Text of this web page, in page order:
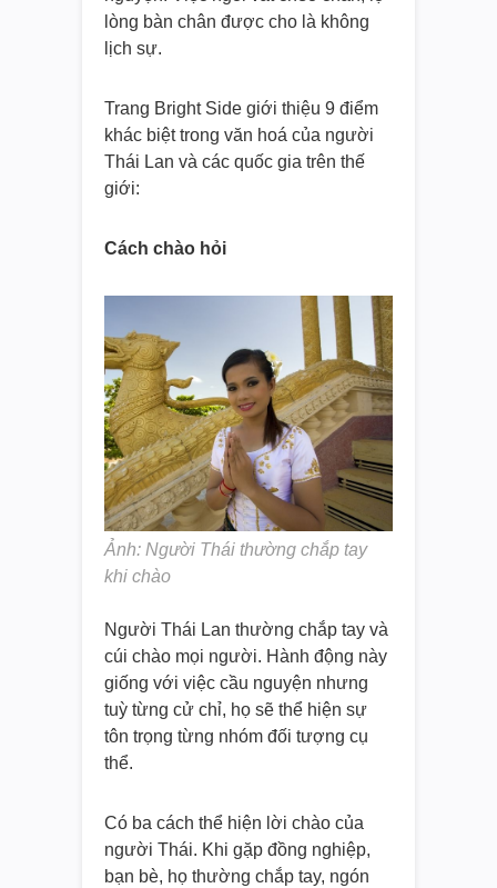
lòng bàn chân được cho là không
lịch sự.
Trang Bright Side giới thiệu 9 điểm
khác biệt trong văn hoá của người
Thái Lan và các quốc gia trên thế
giới:
Cách chào hỏi
Ảnh: Người Thái thường chắp tay
khi chào
Người Thái Lan thường chắp tay và
cúi chào mọi người. Hành động này
giống với việc cầu nguyện nhưng
tuỳ từng cử chỉ, họ sẽ thể hiện sự
tôn trọng từng nhóm đối tượng cụ
thể.
Có ba cách thể hiện lời chào của
người Thái. Khi gặp đồng nghiệp,
bạn bè, họ thường chắp tay, ngón